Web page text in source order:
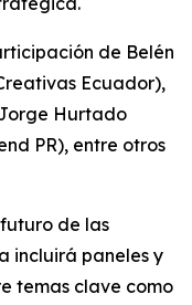
de Belén
Ecuador),
Hurtado
PR), entre otros
de las
incluirá paneles y
temas clave como